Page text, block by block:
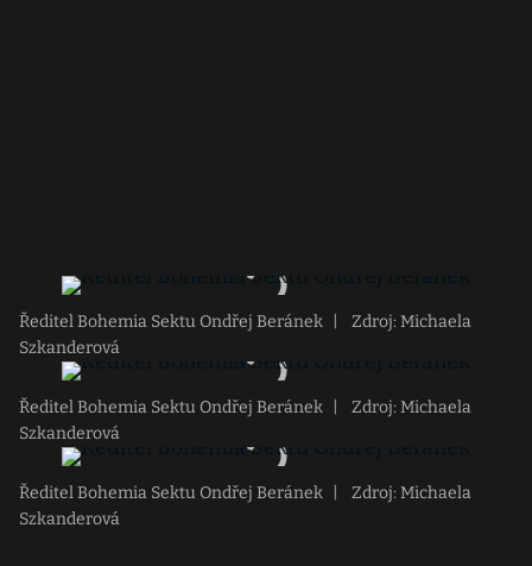
Ředitel Bohemia Sektu Ondřej Beránek
Zdroj: Michaela
Szkanderová
Ředitel Bohemia Sektu Ondřej Beránek
Zdroj: Michaela
Szkanderová
Ředitel Bohemia Sektu Ondřej Beránek
Zdroj: Michaela
Szkanderová